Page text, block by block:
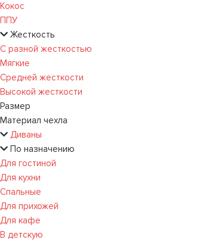
Кокос
ППУ
Жесткость
С разной жесткостью
Мягкие
Средней жесткости
Высокой жесткости
Размер
Материал чехла
Диваны
По назначению
Для гостиной
Для кухни
Спальные
Для прихожей
Для кафе
В детскую